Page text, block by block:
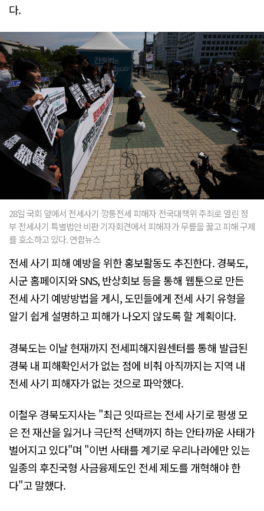
다.
28일 국회 앞에서 전세사기 깡통전세 피해자 전국대책위 주최로 열린 정
부 전세사기 특별법안 비판 기자회견에서 피해자가 무릎을 꿇고 피해 구제
를 호소하고 있다. 연합뉴스
전세 사기 피해 예방을 위한 홍보활동도 추진한다. 경북도,
시군 홈페이지와 SNS, 반상회보 등을 통해 웹툰으로 만든
전세 사기 예방방법을 게시, 도민들에게 전세 사기 유형을
알기 쉽게 설명하고 피해가 나오지 않도록 할 계획이다.
경북도는 이날 현재까지 전세피해지원센터를 통해 발급된
경북 내 피해확인서가 없는 점에 비춰 아직까지는 지역 내
전세 사기 피해자가 없는 것으로 파악했다.
이철우 경북도지사는 "최근 잇따르는 전세 사기로 평생 모
은 전 재산을 잃거나 극단적 선택까지 하는 안타까운 사태가
벌어지고 있다"며 "이번 사태를 계기로 우리나라에만 있는
일종의 후진국형 사금융제도인 전세 제도를 개혁해야 한
다"고 말했다.